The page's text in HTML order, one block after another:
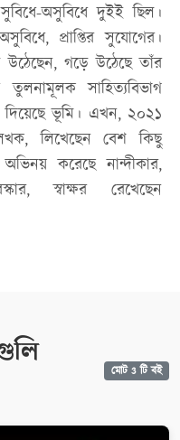
অসুবিধে দুইই ছিল।
প্রাপ্তির সুযোগের।
গড়ে উঠেছে তাঁর
তুলনামূলক সাহিত্যবিভাগ
ভূমি। এখন, ২০২১
লিখেছেন বেশ কিছু
করেছে নান্দীকার,
স্বাক্ষর রেখেছেন
মোট 3 টি বই